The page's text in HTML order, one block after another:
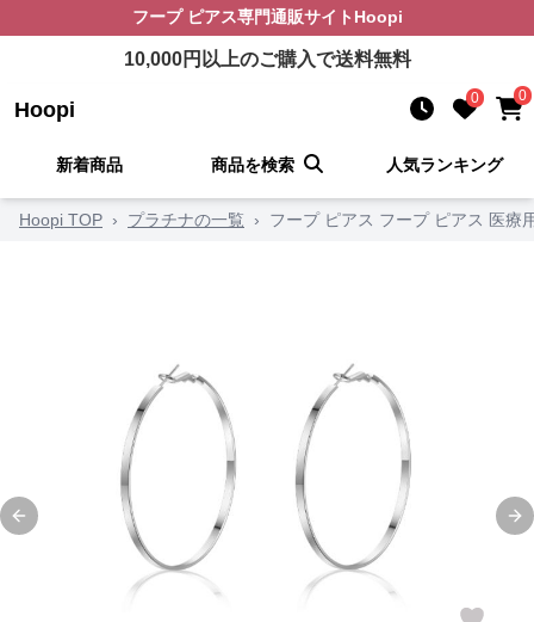
フープ ピアス専門通販サイト Hoopi
10,000円以上のご購入で送料無料
Hoopi 0 0
新着商品 商品を検索 人気ランキング
Hoopi TOP › プラチナの一覧 › フープ ピアス フープ ピアス 医療
Previous slide